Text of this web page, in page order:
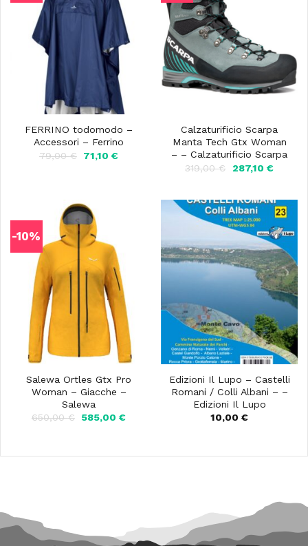
FERRINO todomodo –
Accessori – Ferrino
79,00€
Il
prezzo
71,10€Il
Calzaturificio Scarpa
Manta Tech Gtx Woman
– – Calzaturificio Scarpa
319,00€
Il
prezzo
319,00 €.
287,10 €Il
287,10
-10%
Salewa Ortles Gtx Pro
Woman – Giacche –
Salewa
650,00€
Il
650,00 €.
585,00€Il
585,00 €.
Edizioni Il Lupo – Castelli
Romani / Colli Albani – –
Edizioni Il Lupo
10,00 €